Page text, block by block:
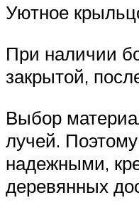
Уютное
При наличии
закрытой,
Выбор
лучей.
надежными,
деревянных